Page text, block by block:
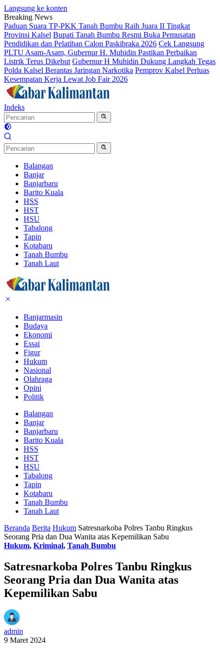
Langsung ke konten
Breaking News
Paduan Suara TP-PKK Tanah Bumbu Raih Juara II Tingkat
Provinsi Kalsel Bupati Tanah Bumbu Resmi Buka Pemusatan
Pendidikan dan Pelatihan Calon Paskibraka 2026 Cek Langsung
PLTU Asam-Asam, Gubernur H. Muhidin Pastikan Perbaikan
Listrik Terus Dikebut Gubernur H Muhidin Dukung Langkah Tegas
Polda Kalsel Berantas Jaringan Narkotika Pemprov Kalsel Perluas
Kesempatan Kerja Lewat Job Fair 2026
Indeks
Balangan
Banjar
Banjarbaru
Barito Kuala
HSS
HST
HSU
Tabalong
Tapin
Kotabaru
Tanah Bumbu
Tanah Laut
Banjarmasin
Budaya
Ekonomi
Essai
Figur
Hukum
Nasional
Olahraga
Opini
Politik
Balangan
Banjar
Banjarbaru
Barito Kuala
HSS
HST
HSU
Tabalong
Tapin
Kotabaru
Tanah Bumbu
Tanah Laut
Beranda Berita Hukum Satresnarkoba Polres Tanbu Ringkus
Seorang Pria dan Dua Wanita atas Kepemilikan Sabu
Hukum, Kriminal, Tanah Bumbu
Satresnarkoba Polres Tanbu Ringkus
Seorang Pria dan Dua Wanita atas
Kepemilikan Sabu
admin
9 Maret 2024